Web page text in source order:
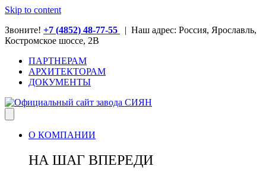
Skip to content
Звоните! +7 (4852) 48-77-55
| Наш адрес: Россия, Ярославль,
Костромское шоссе, 2В
ПАРТНЕРАМ
АРХИТЕКТОРАМ
ДОКУМЕНТЫ
О КОМПАНИИ
НА ШАГ ВПЕРЕДИ